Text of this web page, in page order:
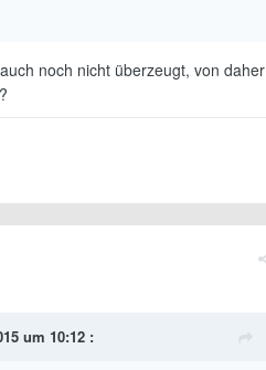
noch nicht überzeugt, von daher
?
um 10:12 :